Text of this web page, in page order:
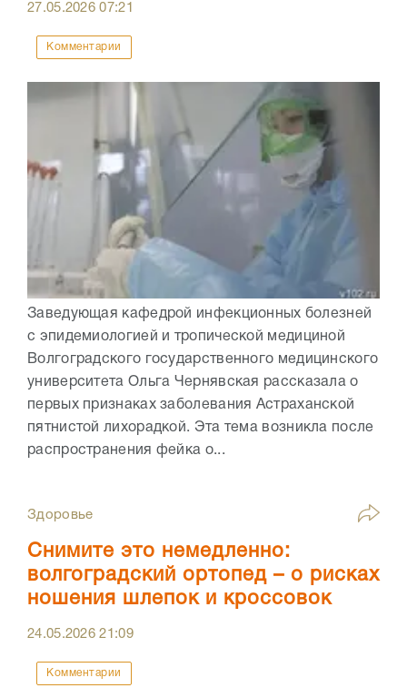
27.05.202607:21
Комментарии
Заведующая кафедрой инфекционных болезней
с эпидемиологией и тропической медициной
Волгоградского государственного медицинского
университета Ольга Чернявская рассказала о
первых признаках заболевания Астраханской
пятнистой лихорадкой. Эта тема возникла после
распространения фейка о...
Здоровье
Снимите это немедленно:
волгоградский ортопед – о рисках
ношения шлепок и кроссовок
24.05.202621:09
Комментарии